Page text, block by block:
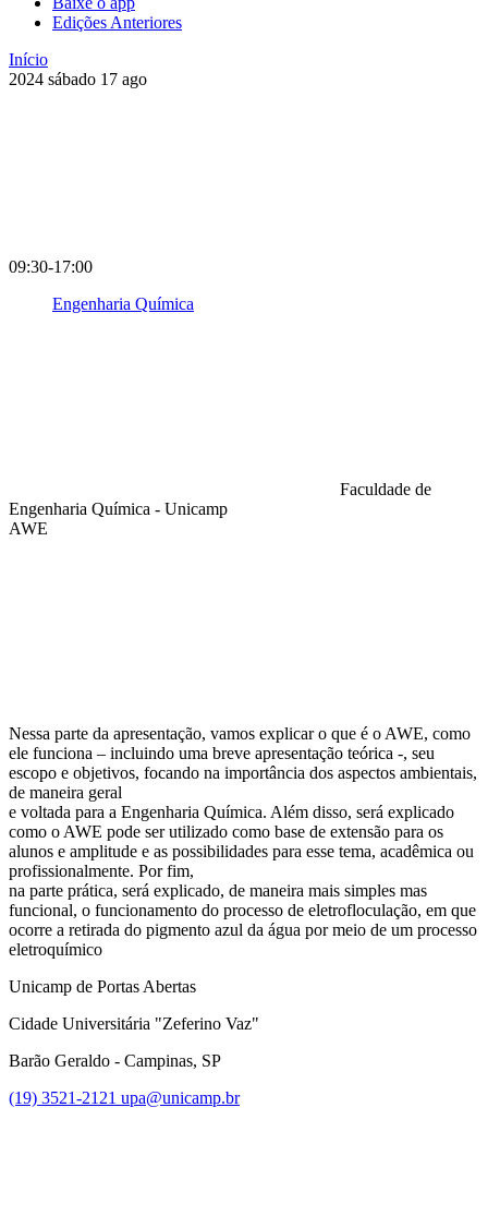
Edições Anteriores
Início
2024 sábado 17 ago
09:30-17:00
Engenharia Química
Faculdade de
Engenharia Química - Unicamp
AWE
Nessa parte da apresentação, vamos explicar o que é o AWE, como
ele funciona – incluindo uma breve apresentação teórica -, seu
escopo e objetivos, focando na importância dos aspectos ambientais,
de maneira geral
e voltada para a Engenharia Química. Além disso, será explicado
como o AWE pode ser utilizado como base de extensão para os
alunos e amplitude e as possibilidades para esse tema, acadêmica ou
profissionalmente. Por fim,
na parte prática, será explicado, de maneira mais simples mas
funcional, o funcionamento do processo de eletrofloculação, em que
ocorre a retirada do pigmento azul da água por meio de um processo
eletroquímico
Unicamp de Portas Abertas
Cidade Universitária "Zeferino Vaz"
Barão Geraldo - Campinas, SP
(19) 3521-2121 upa@unicamp.br